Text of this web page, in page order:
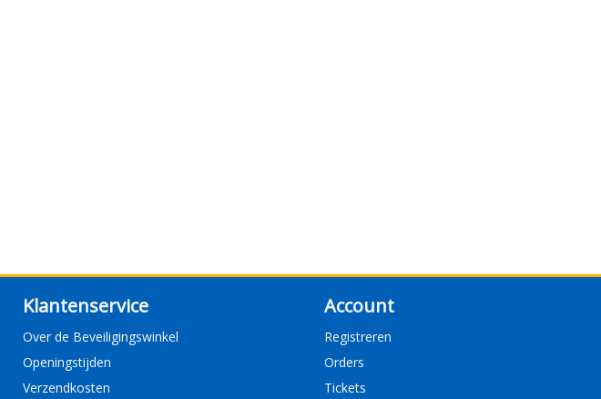
Klantenservice
Over de Beveiligingswinkel
Openingstijden
Verzendkosten
Account
Registreren
Orders
Tickets